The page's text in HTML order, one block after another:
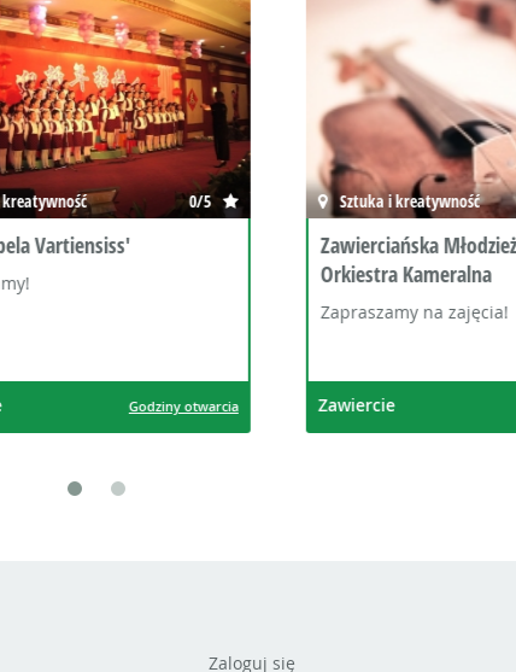
0/5 Sztuka i kreatywność 0/5
Zawierciańska Młodzieżowa
Zapraszamy na zajęcia!
Zawiercie Godziny otwarcia
Zaloguj się